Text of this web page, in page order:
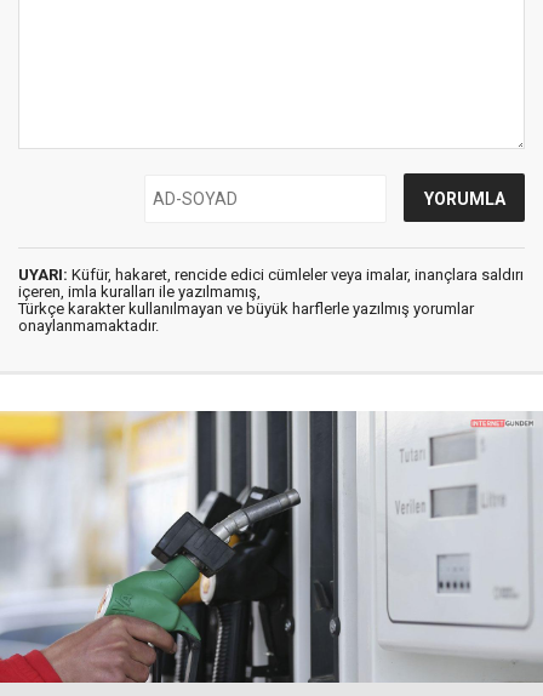
UYARI: Küfür, hakaret, rencide edici cümleler veya imalar, inançlara saldırı
içeren, imla kuralları ile yazılmamış,
Türkçe karakter kullanılmayan ve büyük harflerle yazılmış yorumlar
onaylanmamaktadır.